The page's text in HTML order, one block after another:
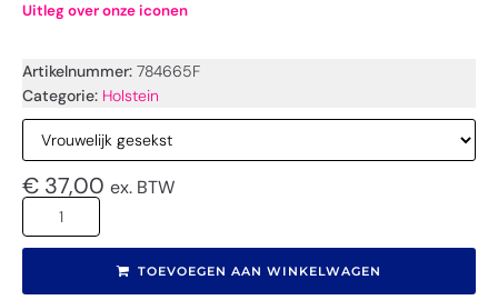
Uitleg over onze iconen
Artikelnummer: 784665F
Categorie: Holstein
€ 37,00 ex. BTW
TOEVOEGEN AAN WINKELWAGEN